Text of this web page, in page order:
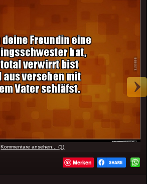
Kommentare ansehen... (1)
Merken